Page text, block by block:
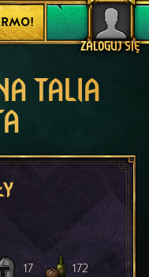
ZALOGUJ SIĘ
TALIA
17 172